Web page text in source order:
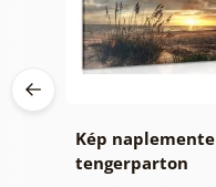
Kép naplemente
tengerparton